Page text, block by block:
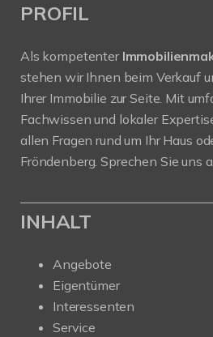
PROFIL
Als kompetenter
stehen wir Ihnen beim Verkauf
Ihrer Immobilie zur Seite. Mit
Fachwissen und lokaler
allen Fragen rund um Ihr Haus
Fröndenberg. Sprechen Sie uns
INHALT
Angebote
Eigentümer
Interessenten
Service